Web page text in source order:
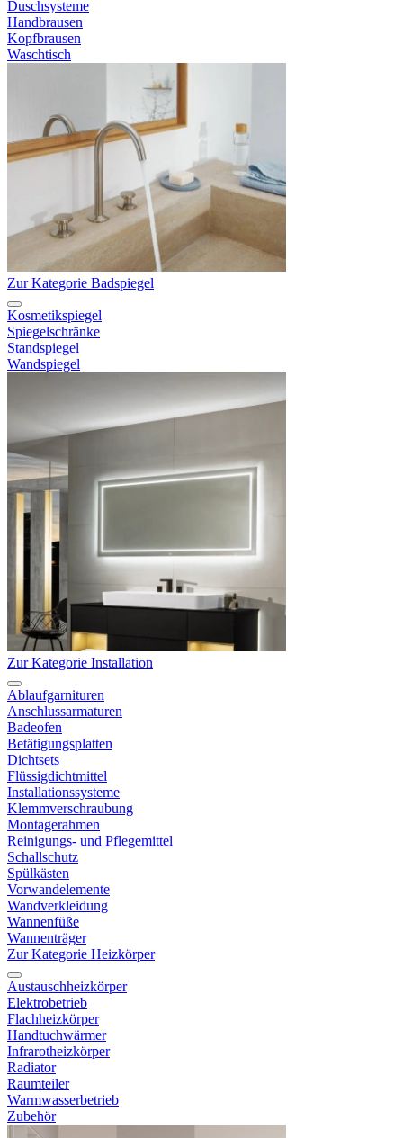
Duschsysteme
Handbrausen
Kopfbrausen
Waschtisch
Zur Kategorie Badspiegel
Kosmetikspiegel
Spiegelschränke
Standspiegel
Wandspiegel
Zur Kategorie Installation
Ablaufgarnituren
Anschlussarmaturen
Badeofen
Betätigungsplatten
Dichtsets
Flüssigdichtmittel
Installationssysteme
Klemmverschraubung
Montagerahmen
Reinigungs- und Pflegemittel
Schallschutz
Spülkästen
Vorwandelemente
Wandverkleidung
Wannenfüße
Wannenträger
Zur Kategorie Heizkörper
Austauschheizkörper
Elektrobetrieb
Flachheizkörper
Handtuchwärmer
Infrarotheizkörper
Radiator
Raumteiler
Warmwasserbetrieb
Zubehör